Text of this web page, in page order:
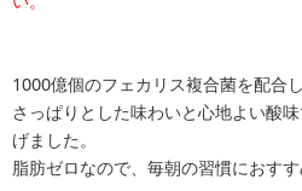
1000億個のフェカリス複合菌を配合
さっぱりとした味わいと心地よい酸
げました。
脂肪ゼロなので、毎朝の習慣におすす